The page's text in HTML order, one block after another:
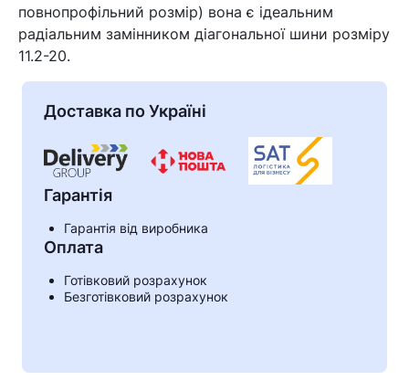
повнопрофільний розмір) вона є ідеальним
радіальним замінником діагональної шини розміру
11.2-20.
Доставка по Україні
Гарантія
Гарантія від виробника
Оплата
Готівковий розрахунок
Безготівковий розрахунок